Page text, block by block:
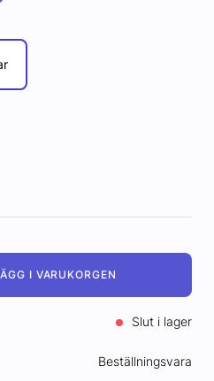
I VARUKORGEN
Slut i lager
Beställningsvara